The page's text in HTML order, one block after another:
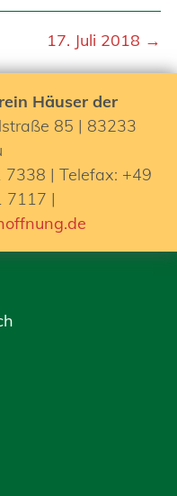
17. Juli 2018 →
Häuser der
85 | 83233
7338 | Telefax: +49
7117 |